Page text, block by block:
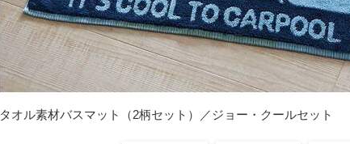
タオル素材バスマット（2柄セット）／ジョー・クールセット